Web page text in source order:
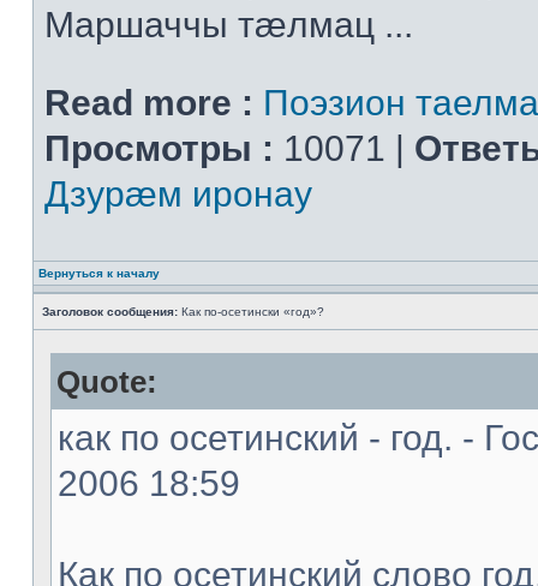
Маршаччы тæлмац ...
Read more : Поэзион
Просмотры : 10071 |
Дзурæм иронау
Вернуться к началу
Заголовок сообщения: Как по-осетински «год»?
Quote:
как по осетинский - год. -
2006 18:59
Как по осетинский слово